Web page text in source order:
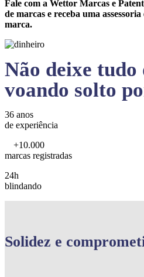
Fale com a Wettor Marcas e
de marcas e receba uma
marca.
Não deixe
voando solto
36 anos
de experiência
+10.000
marcas registradas
24h
blindando
Solidez e